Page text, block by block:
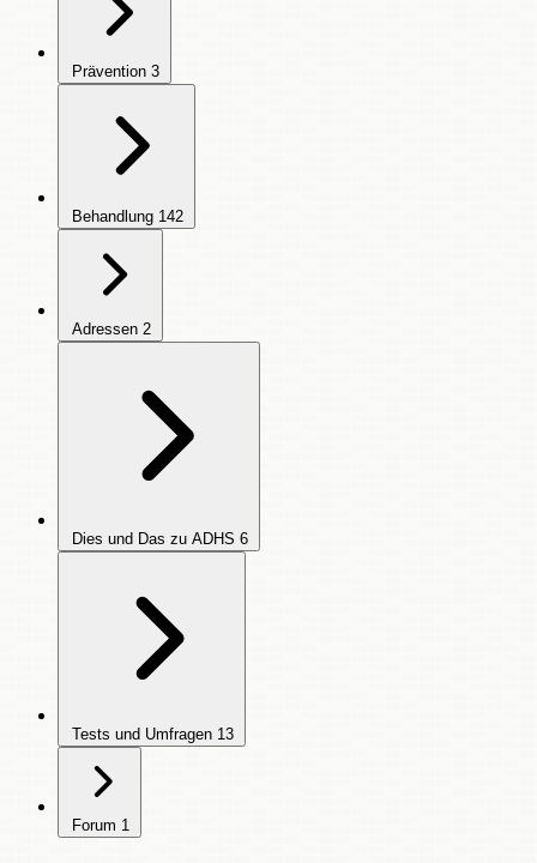
Prävention 3
Behandlung 142
Adressen 2
Dies und Das zu ADHS 6
Tests und Umfragen 13
Forum 1